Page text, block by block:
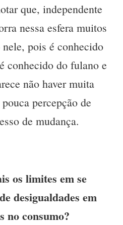
que, independente
nessa esfera muitos
pois é conhecido
conhecido do fulano e
não haver muita
percepção de
de mudança.
os limites em se
desigualdades em
no consumo?